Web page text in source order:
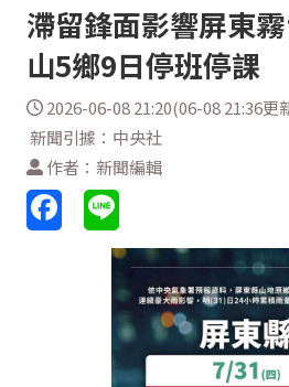
滯留鋒面影響屏東
山5鄉9日停班停課
2026-06-08 21:20(06-08 21:36更
新聞引據：中央社
作者：新聞編輯